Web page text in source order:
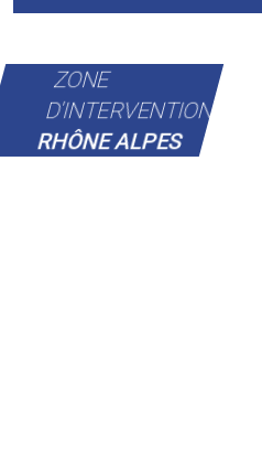
ZONE
D'INTERVENTION
RHÔNE ALPES